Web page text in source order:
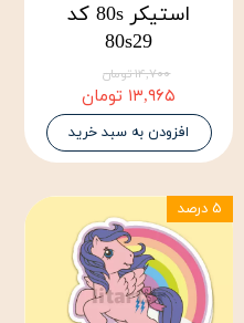
استیکر 80s کد
80s29
۱۴,۷۰۰ تومان
۱۳,۹۶۵ تومان
افزودن به سبد خرید
۵ درصد